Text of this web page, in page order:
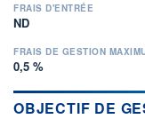
FRAIS D'ENTRÉE
ND
FRAIS DE GESTION
0,5 %
OBJECTIF DE